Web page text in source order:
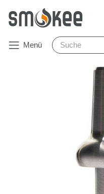
Menü